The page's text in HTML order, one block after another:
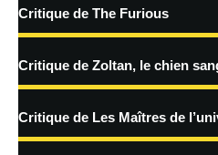
traitées
Critique de The Furious
Critique de Zoltan, le chien
Critique de Les Maîtres de